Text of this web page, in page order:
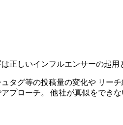
正しいインフルエンサーの起用
タグ等の投稿量の変化や リー
プローチ。 他社が真似をでき